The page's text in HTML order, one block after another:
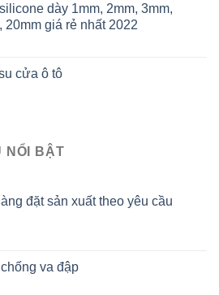
dày 1mm, 2mm, 3mm,
20mm giá rẻ nhất 2022
cửa ô tô
NỔI BẬT
đặt sản xuất theo yêu cầu
va đập